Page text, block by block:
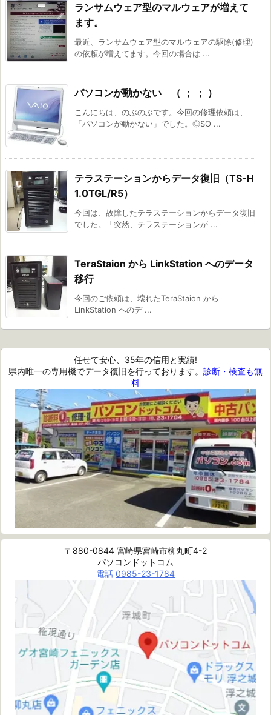
ランサムウェア型のマルウェアが増えて
ます。
最近、ランサムウェア型のマルウェアの駆除(修理)
の依頼が増えてます。今回の場合は ...
パソコンが動かない （ ； ； ）
こんにちは、のぶのぶです。今回の修理依頼は、
「パソコンが動かない」でした。◎SO ...
テラステーションからデータ復旧（TS-H
1.0TGL/R5）
今回は、故障したテラステーションからデータ復旧
でした。「突然、テラステーションが ...
TeraStaion から LinkStation へのデータ
移行
今回のご依頼は、壊れたTeraStaion から
LinkStation へのデ ...
任せて安心、35年の信用と実績!
県内唯一の専用機でデータ復旧を行っております。 診断・検査も無
料
〒880-0844 宮崎県宮崎市柳丸町4-2
パソコンドットコム
電話 0985-23-1784